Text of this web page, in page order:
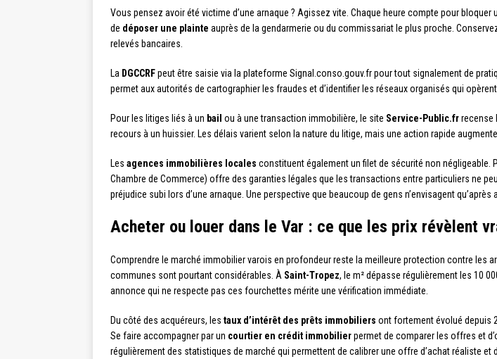
Vous pensez avoir été victime d’une arnaque ? Agissez vite. Chaque heure compte pour
de déposer une plainte auprès de la gendarmerie ou du commissariat le plus proche.
relevés bancaires.
La DGCCRFpeut être saisie via la plateforme Signal.conso.gouv.fr pour tout signalement de
permet aux autorités de cartographier les fraudes et d’identifier les réseaux organisés qui
Pour les litiges liés à un bail ou à une transaction immobilière, le site Service-Public.frrecense
recours à un huissier. Les délais varient selon la nature du litige, mais une action rapide
Les agences immobilières locales constituent également un filet de sécurité non
Chambre de Commerce) offre des garanties légales que les transactions entre particuliers ne
préjudice subi lors d’une arnaque. Une perspective que beaucoup de gens n’envisagent qu’après
Acheter ou louer dans le Var : ce que les prix révèlent
Comprendre le marché immobilier varois en profondeur reste la meilleure protection contre les
communes sont pourtant considérables. À Saint-Tropez, le m² dépasse régulièrement les 10
annonce qui ne respecte pas ces fourchettes mérite une vérification immédiate.
Du côté des acquéreurs, les taux d’intérêt des prêts immobiliers ont fortement évolué depuis
Se faire accompagner par un courtier en crédit immobilierpermet de comparer les offres et
régulièrement des statistiques de marché qui permettent de calibrer une offre d’achat réaliste et